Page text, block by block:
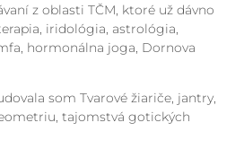
z oblasti TČM, ktoré už dávno
iridológia, astrológia,
hormonálna joga, Dornova
som Tvarové žiariče, jantry,
tajomstvá gotických